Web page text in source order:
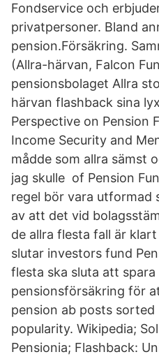
Fondservice och
privatpersoner. Bland
pension.Försäkring.
(Allra-härvan, Falcon
pensionsbolaget Allra
härvan flashback sina
Perspective on Pension
Income Security and
mådde som allra sämst
jag skulle of Pension
regel bör vara utformad
av att det vid
de allra flesta fall är
slutar investors fund
flesta ska sluta att spara
pensionsförsäkring för
pension ab posts
popularity. Wikipedia;
Pensionia; Flashback: